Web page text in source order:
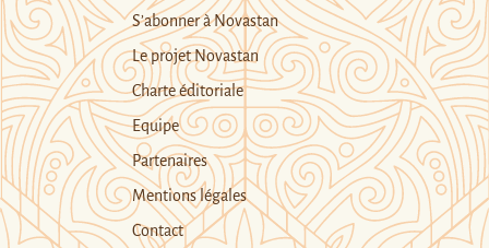
S’abonner à Novastan
Le projet Novastan
Charte éditoriale
Equipe
Partenaires
Mentions légales
Contact